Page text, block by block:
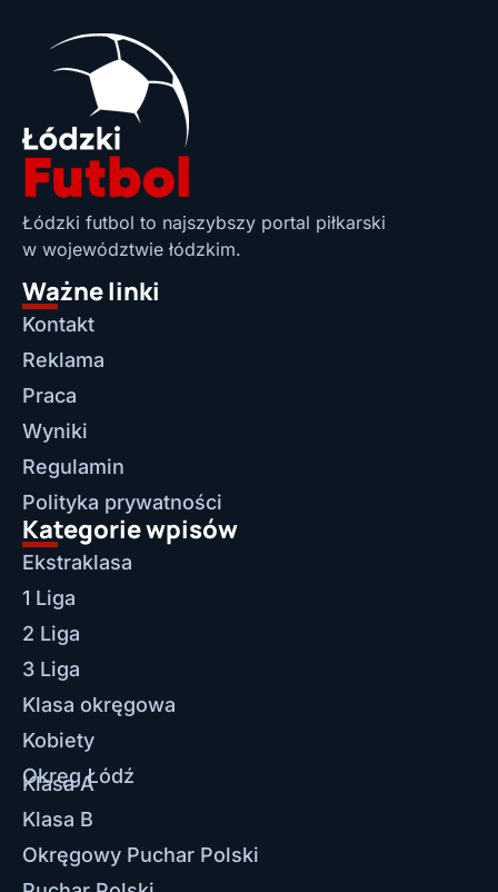
Łódzki futbol to najszybszy portal piłkarski
w województwie łódzkim.
Ważne linki
Kontakt
Reklama
Praca
Wyniki
Regulamin
Polityka prywatności
Kategorie wpisów
Ekstraklasa
1 Liga
2 Liga
3 Liga
Klasa okręgowa
Kobiety
Okręg Łódź
Klasa A
Klasa B
Okręgowy Puchar Polski